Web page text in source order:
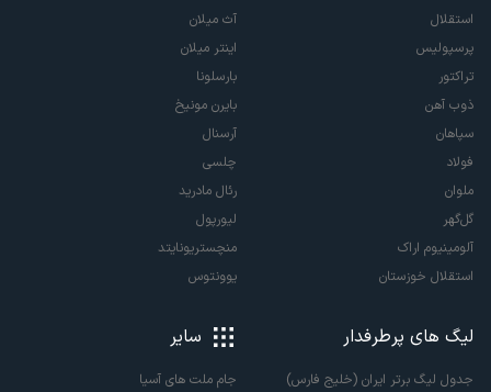
استقلال
پرسپولیس
تراکتور
ذوب آهن
سپاهان
فولاد
ملوان
گل‌گهر
آلومینیوم اراک
استقلال خوزستان
آث میلان
اینتر میلان
بارسلونا
بایرن مونیخ
آرسنال
چلسی
رئال مادرید
لیورپول
منچستریونایتد
یوونتوس
لیگ های پرطرفدار
جدول لیگ برتر ایران (خلیج فارس)
سایر
جام ملت های آسیا